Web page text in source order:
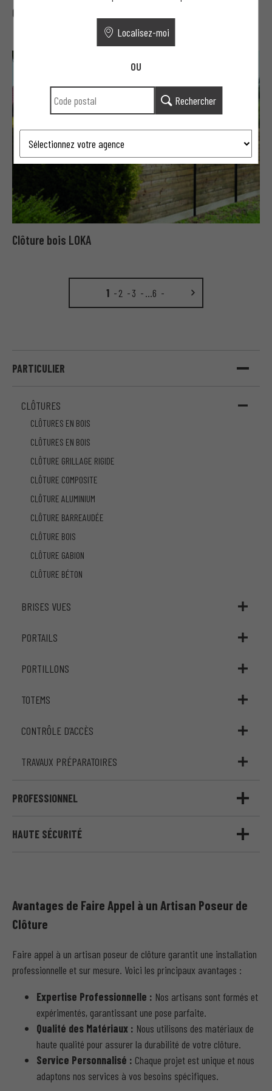
PARTICULIER
CLÔTURES
CLÔTURES EN BOIS
CLÔTURES EN BOIS
CLÔTURE GRILLAGE RIGIDE
CLÔTURE COMPOSITE
CLÔTURE ALUMINIUM
CLÔTURE BARREAUDÉE
CLÔTURE BOIS
CLÔTURE GABION
CLÔTURE BÉTON
BRISES VUES
PORTAILS
PORTILLONS
TOTEMS
CONTRÔLE D’ACCÈS
TRAVAUX PRÉPARATOIRES
PROFESSIONNEL
HAUTE SÉCURITÉ
Clôture gabion
Clôture bois LOKA
1 2 3 …6
Avantages de Faire Appel à un Artisan Poseur de
Clôture
Faire appel à un artisan poseur de clôture garantit une installation
professionnelle et sur mesure. Voici les principaux avantages :
Expertise Professionnelle : Nos artisans sont formés et
expérimentés, garantissant une pose parfaite.
Qualité des Matériaux : Nous utilisons des matériaux de
haute qualité pour assurer la durabilité de votre clôture.
Service Personnalisé : Chaque projet est unique et nous
adaptons nos services à vos besoins spécifiques.
Localisez-moi
OU
Rechercher